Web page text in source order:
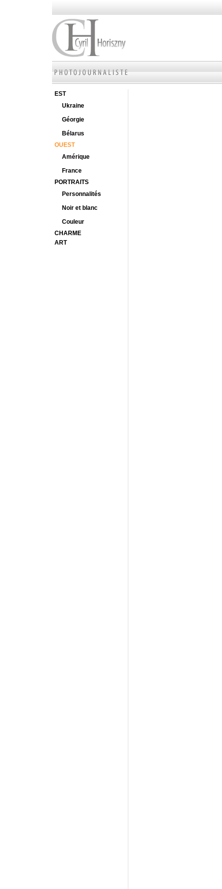
EST
Ukraine
Géorgie
Bélarus
OUEST
Amérique
France
PORTRAITS
Personnalités
Noir et blanc
Couleur
CHARME
ART